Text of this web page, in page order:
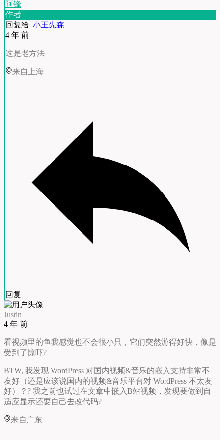
阿锋
作者
回复给 小王先森
4 年 前
这是老方法
来自上海
回复
Justin
4 年 前
看视频里的鱼我感觉也不会很小只，它们突然游得好快，像是
受到了惊吓?
BTW, 我发现 WordPress 对国内视频&音乐的嵌入支持非常不
友好（还是应该说国内的视频&音乐平台对 WordPress 不太友
好）？? 我之前也试过在文章中嵌入B站视频，发现要做到自
适应显示还要自己去改代码?
来自广东